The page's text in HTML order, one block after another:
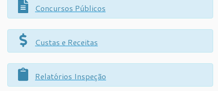
Concursos Públicos
Custas e Receitas
Relatórios Inspeção